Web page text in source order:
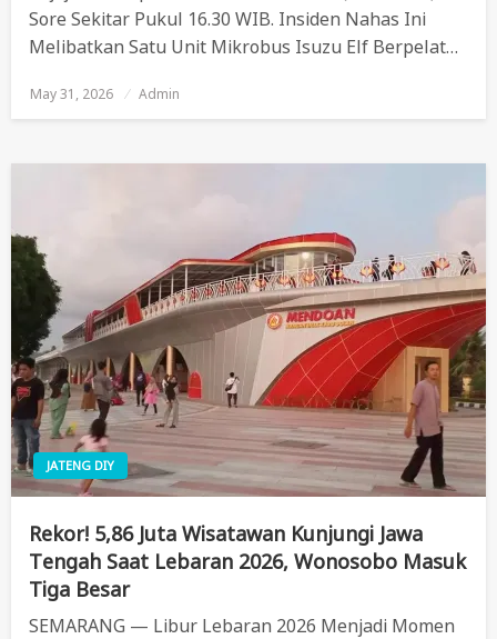
Sore Sekitar Pukul 16.30 WIB. Insiden Nahas Ini
Melibatkan Satu Unit Mikrobus Isuzu Elf Berpelat…
Posted
On
May 31, 2026 Admin
JATENG DIY
Rekor! 5,86 Juta Wisatawan Kunjungi Jawa
Tengah Saat Lebaran 2026, Wonosobo Masuk
Tiga Besar
SEMARANG — Libur Lebaran 2026 Menjadi Momen